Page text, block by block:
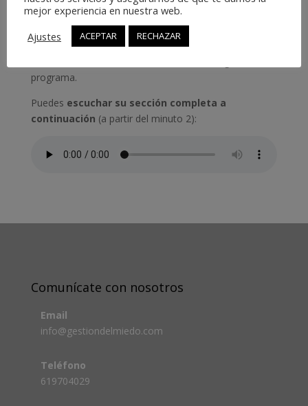
estrés.
Cada martesEstela y Julio abren un hueco para
hablar sobre cómo alcanzar el camino
programa.
Puedes escuchar su sección completa a
continuación (a partir del minuto 2):
Comunícate con nosotros
Email
info@gestiondelmiedo.com
Teléfono
619704029
mejor experiencia en nuestra web.
Ajustes
ACEPTAR RECHAZAR